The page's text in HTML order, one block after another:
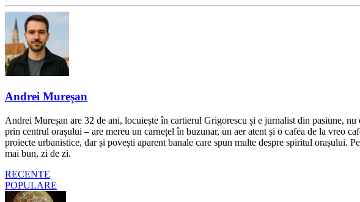
Andrei Mureșan
Andrei Mureșan are 32 de ani, locuiește în cartierul Grigorescu și e jurnalist din pasiune,
prin centrul orașului – are mereu un carnețel în buzunar, un aer atent și o cafea de la vreo
proiecte urbanistice, dar și povești aparent banale care spun multe despre spiritul orașului.
mai bun, zi de zi.
RECENTE
POPULARE